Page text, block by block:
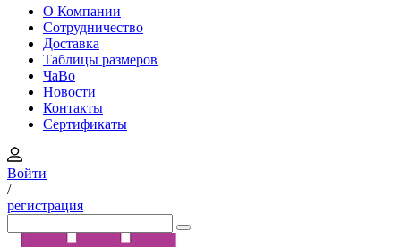
О Компании
Сотрудничество
Доставка
Таблицы размеров
ЧаВо
Новости
Контакты
Сертификаты
Войти
/
регистрация